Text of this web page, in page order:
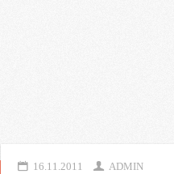
16.11.2011 ADMIN